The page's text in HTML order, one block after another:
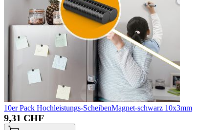
10er Pack Hochleistungs-ScheibenMagnet-schwarz 10x3mm
9,31 CHF